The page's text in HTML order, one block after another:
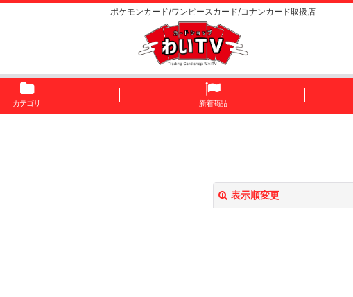
ポケモンカード/ワンピースカード/コナンカード取扱店
カテゴリ 新着商品
表示順変更